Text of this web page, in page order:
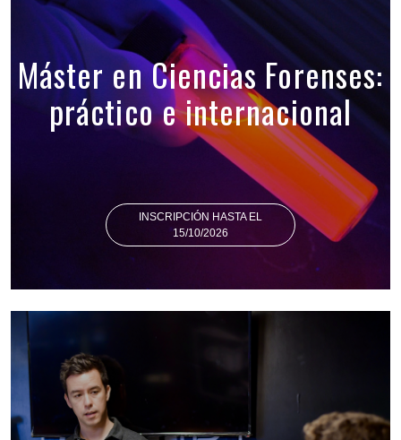
Máster en Ciencias Forenses:
práctico e internacional
INSCRIPCIÓN HASTA EL
15/10/2026